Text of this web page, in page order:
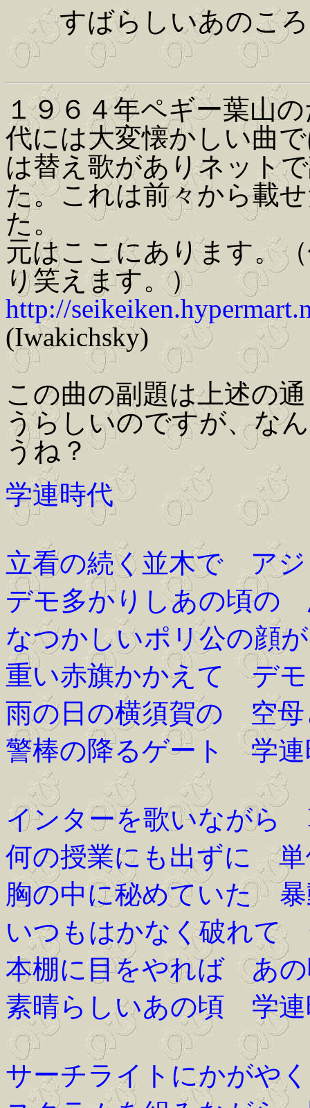
すばらしいあのこ
１９６４年ペギー葉山
代には大変懐かしい曲
は替え歌がありネット
た。これは前々から載
た。
元はここにあります。
り笑えます。）
http://
(Iwakichsky)
この曲の副題は上述の通
うらしいのですが、な
うね？
学連時代
立看の続く並木で アジ
デモ多かりしあの頃の
なつかしいポリ公の顔
重い赤旗かかえて デ
雨の日の横須賀の 空母
警棒の降るゲート 学連
インターを歌いながら
何の授業にも出ずに 単
胸の中に秘めていた
いつもはかなく破れて
本棚に目をやれば あの
素晴らしいあの頃 学連
サーチライトにかがや